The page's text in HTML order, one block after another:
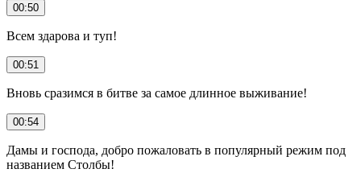
00:50
Всем здарова и туп!
00:51
Вновь сразимся в битве за самое длинное выживание!
00:54
Дамы и господа, добро пожаловать в популярный режим под
названием Столбы!